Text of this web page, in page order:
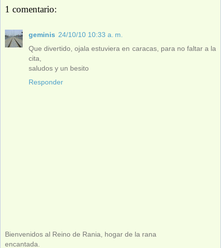
1 comentario:
geminis 24/10/10 10:33 a. m.
Que divertido, ojala estuviera en caracas, para no faltar a la
cita,
saludos y un besito
Responder
Bienvenidos al Reino de Rania, hogar de la rana
encantada.